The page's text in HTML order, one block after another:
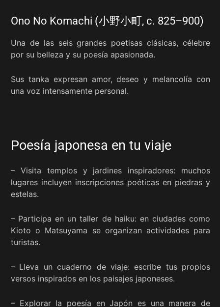
Ono No Komachi (小野小町, c. 825–900)
Una de las seis grandes poetisas clásicas, célebre
por su belleza y su poesía apasionada.
Sus tanka expresan amor, deseo y melancolía con
una voz intensamente personal.
Poesía japonesa en tu viaje
– Visita templos y jardines inspiradores: muchos
lugares incluyen inscripciones poéticas en piedras y
estelas.
– Participa en un taller de haiku: en ciudades como
Kioto o Matsuyama se organizan actividades para
turistas.
– Lleva un cuaderno de viaje: escribe tus propios
versos inspirados en los paisajes japoneses.
– Explorar la poesía en Japón es una manera de